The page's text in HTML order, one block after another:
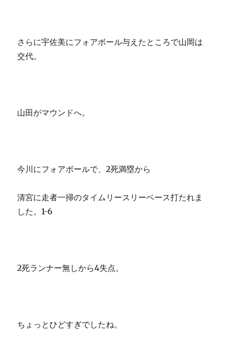
さらに宇佐美にフォアボール与えたところで山岡は
交代。
山田がマウンドへ。
今川にフォアボールで、2死満塁から
清宮に走者一掃のタイムリースリーベース打たれま
した。1-6
2死ランナー無しから4失点。
ちょっとひどすぎでしたね。